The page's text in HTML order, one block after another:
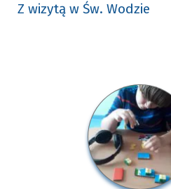
Z wizytą w Św. Wodzie